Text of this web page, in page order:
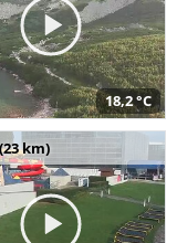
18,2 °C
km)